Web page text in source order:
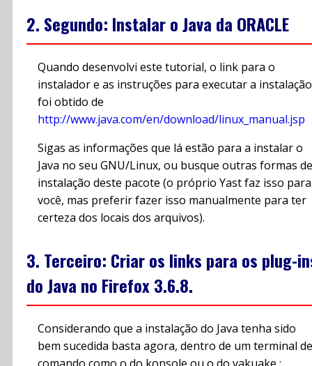
2. Segundo: Instalar o Java da ORACLE
Quando desenvolvi este tutorial, o link para o
instalador e as instruções para executar a instalação
foi obtido de
http://www.java.com/en/download/linux_manual.jsp
Sigas as informações que lá estão para a instalar o
Java no seu GNU/Linux, ou busque outras formas de
instalação deste pacote (o próprio Yast faz isso para
você, mas preferir fazer isso manualmente para ter
certeza dos locais dos arquivos).
3. Terceiro: Criar os links para os plug-
do Java no Firefox 3.6.8.
Considerando que a instalação do Java tenha sido
bem sucedida basta agora, dentro de um terminal de